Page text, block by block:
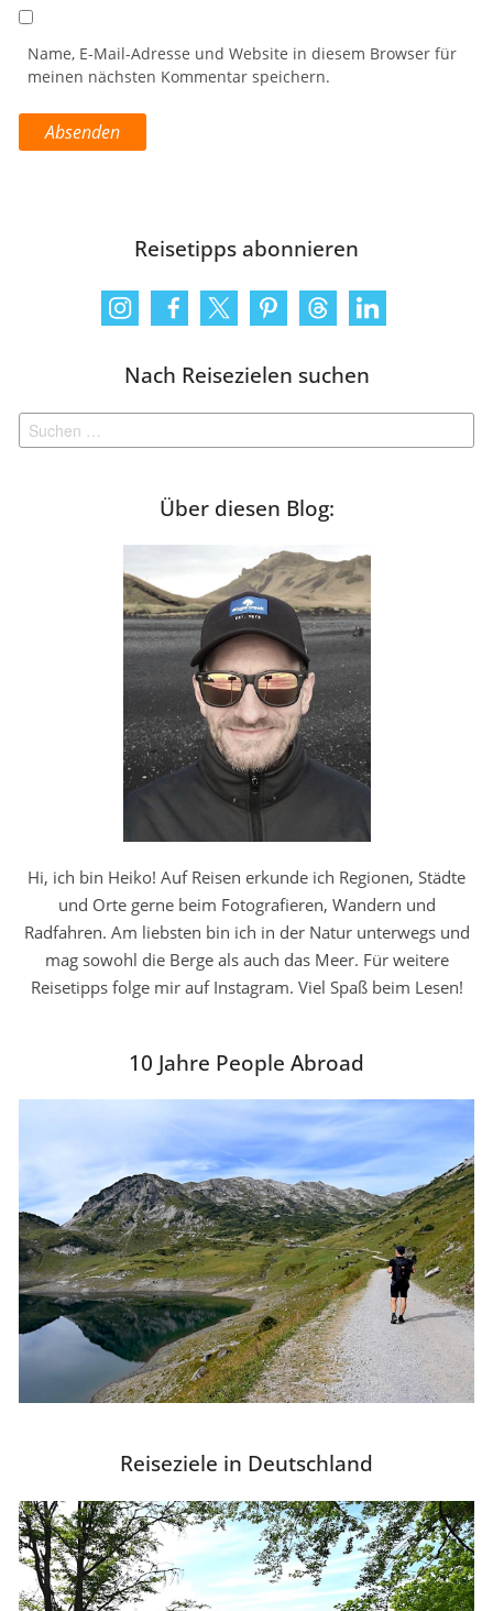
Name, E-Mail-Adresse und Website in diesem Browser für
meinen nächsten Kommentar speichern.
Reisetipps abonnieren
Nach Reisezielen suchen
nach:
Über diesen Blog:
Hi, ich bin Heiko! Auf Reisen erkunde ich Regionen, Städte
und Orte gerne beim Fotografieren, Wandern und
Radfahren. Am liebsten bin ich in der Natur unterwegs und
mag sowohl die Berge als auch das Meer. Für weitere
Reisetipps folge mir auf Instagram. Viel Spaß beim Lesen!
10 Jahre People Abroad
Reiseziele in Deutschland